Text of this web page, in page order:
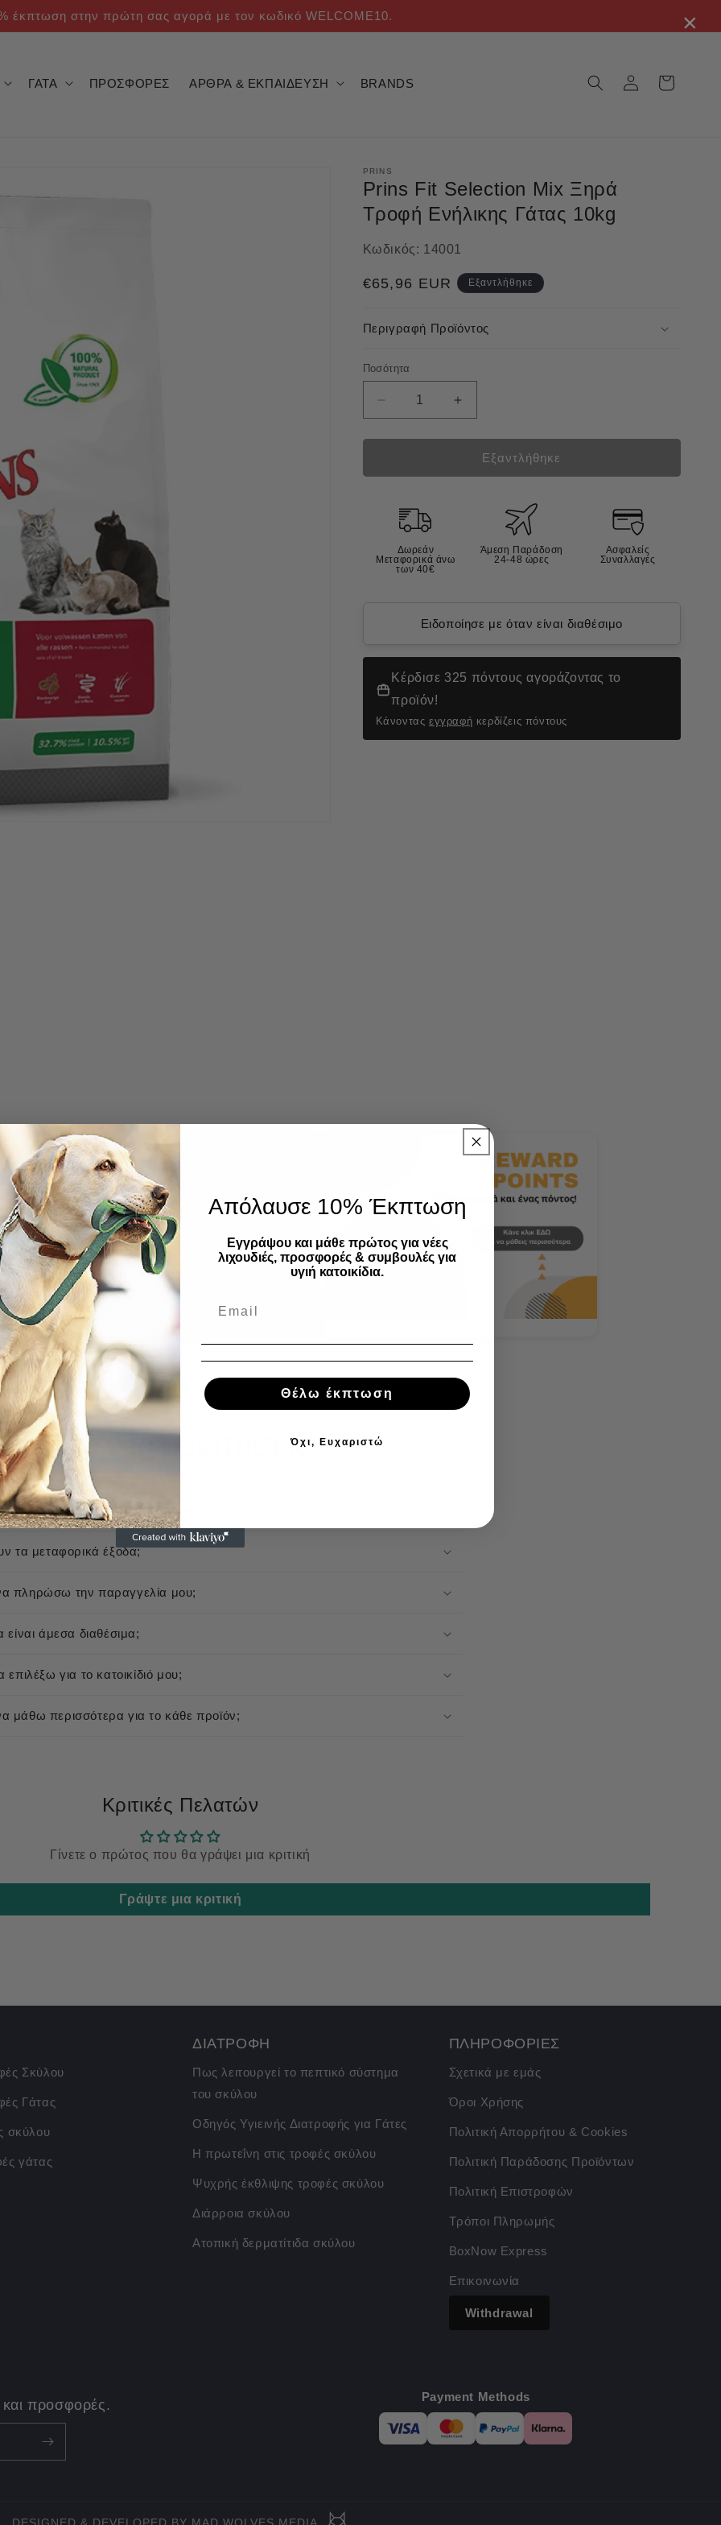
έκπτωση στην πρώτη σας αγορά με τον κωδικό WELCOME10.
ΓΑΤΑ ΠΡΟΣΦΟΡΕΣ ΑΡΘΡΑ & ΕΚΠΑΙΔΕΥΣΗ BRANDS Σύνδεση Καλάθι
PRINS
Prins Fit Selection Mix Ξηρά
Τροφή Ενήλικης Γάτας 10kg
Κωδικός: 14001
Κανονική
€65,96 EUR Εξαντλήθηκε
Περιγραφή Προϊόντος
Ποσότητα
Μείωση
ποσότητας
για
Fit
Mix
Ξηρά
Τροφή
Ενήλικης
Γάτας
Αύξηση
ποσότητας
για
Prins
Fit
Τροφή
Ενήλικης
Εξαντλήθηκε
Δωρεάν
Μεταφορικά άνω
των 40€
Άμεση Παράδοση
24-48 ώρες
Ασφαλείς
Συναλλαγές
Ειδοποίησε με όταν είναι διαθέσιμο
Κέρδισε 325 πόντους αγοράζοντας το
προϊόν!
Κάνοντας εγγραφή κερδίζεις πόντους
Συχνές ερωτήσεις
η παραγγελία μου;
τα μεταφορικά έξοδα;
πληρώσω την παραγγελία μου;
είναι άμεσα διαθέσιμα;
για το κατοικίδιό μου;
περισσότερα για το κάθε προϊόν;
Κριτικές Πελατών
Γίνετε ο πρώτος που θα γράψει μια κριτική
Γράψτε μια κριτική
Σκύλου
Γάτας
σκύλου
γάτας
ΔΙΑΤΡΟΦΗ
Πως λειτουργεί το πεπτικό σύστημα
του σκύλου
Οδηγός Υγιεινής Διατροφής για Γάτες
Η πρωτεΐνη στις τροφές σκύλου
Ψυχρής έκθλιψης τροφές σκύλου
Διάρροια σκύλου
Ατοπική δερματίτιδα σκύλου
ΠΛΗΡΟΦΟΡΙΕΣ
Σχετικά με εμάς
Όροι Χρήσης
Πολιτική Απορρήτου & Cookies
Πολιτική Παράδοσης Προϊόντων
Πολιτική Επιστροφών
Τρόποι Πληρωμής
BoxNow Express
Επικοινωνία
Withdrawal
προσφορές.
Payment Methods
DESIGNED & DEVELOPED BY MAD WOLVES MEDIA
×
Απόλαυσε 10% Έκπτωση
Εγγράψου και μάθε πρώτος για νέες
λιχουδιές, προσφορές & συμβουλές για
υγιή κατοικίδια.
Θέλω έκπτωση
Όχι, Ευχαριστώ